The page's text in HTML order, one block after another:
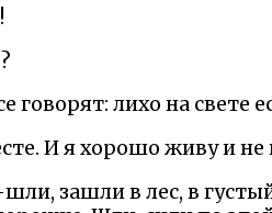
говорят: лихо на свете
И я хорошо живу и
зашли в лес, в